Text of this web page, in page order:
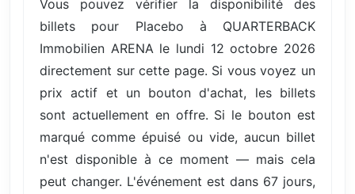
Vous pouvez vérifier la disponibilité des
billets pour Placebo à QUARTERBACK
Immobilien ARENA le lundi 12 octobre 2026
directement sur cette page. Si vous voyez un
prix actif et un bouton d'achat, les billets
sont actuellement en offre. Si le bouton est
marqué comme épuisé ou vide, aucun billet
n'est disponible à ce moment — mais cela
peut changer. L'événement est dans 67 jours,